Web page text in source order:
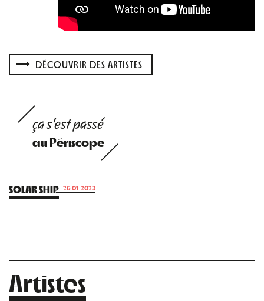
DÉCOUVRIR DES ARTISTES
ça s'est passé
au Périscope
SOLAR SHIP 26.01.2023
Artistes